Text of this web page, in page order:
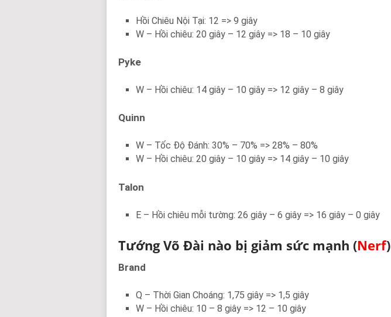
Hồi Chiêu Nội Tại: 12 => 9 giây
W – Hồi chiêu: 20 giây – 12 giây => 18 – 10 giây
Pyke
W – Hồi chiêu: 14 giây – 10 giây => 12 giây – 8 giây
Quinn
W – Tốc Độ Đánh: 30% – 70% => 28% – 80%
W – Hồi chiêu: 20 giây – 10 giây => 14 giây – 10 giây
Talon
E – Hồi chiêu mỗi tường: 26 giây – 6 giây => 16 giây – 0 giây
Tướng Võ Đài nào bị giảm sức mạnh (Nerf)
Brand
Q – Thời Gian Choáng: 1,75 giây => 1,5 giây
W – Hồi chiêu: 10 – 8 giây => 12 – 10 giây